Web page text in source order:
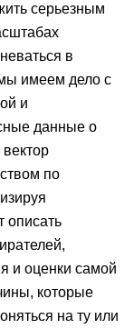
серьезным
в
имеем дело с
и
данные о
по
описать
и оценки самой
которые
на ту или